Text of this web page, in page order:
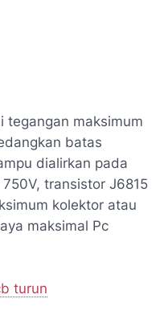
tegangan maksimum
batas
dialirkan pada
transistor J6815
kolektor atau
maksimal Pc
turun